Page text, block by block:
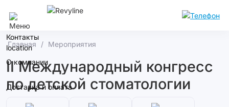
Контакты
О компании
Доставка и оплата
Главная Мероприятия
II Международный конгресс
по детской стоматологии